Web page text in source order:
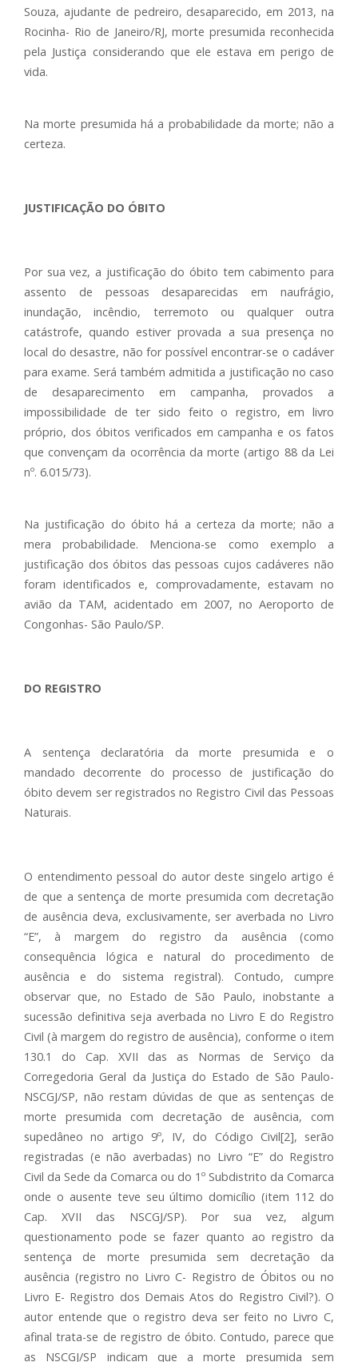
Souza, ajudante de pedreiro, desaparecido, em 2013, na
Rocinha- Rio de Janeiro/RJ, morte presumida reconhecida
pela Justiça considerando que ele estava em perigo de
vida.
Na morte presumida há a probabilidade da morte; não a
certeza.
JUSTIFICAÇÃO DO ÓBITO
Por sua vez, a justificação do óbito tem cabimento para
assento de pessoas desaparecidas em naufrágio,
inundação, incêndio, terremoto ou qualquer outra
catástrofe, quando estiver provada a sua presença no
local do desastre, não for possível encontrar-se o cadáver
para exame. Será também admitida a justificação no caso
de desaparecimento em campanha, provados a
impossibilidade de ter sido feito o registro, em livro
próprio, dos óbitos verificados em campanha e os fatos
que convençam da ocorrência da morte (artigo 88 da Lei
nº. 6.015/73).
Na justificação do óbito há a certeza da morte; não a
mera probabilidade. Menciona-se como exemplo a
justificação dos óbitos das pessoas cujos cadáveres não
foram identificados e, comprovadamente, estavam no
avião da TAM, acidentado em 2007, no Aeroporto de
Congonhas- São Paulo/SP.
DO REGISTRO
A sentença declaratória da morte presumida e o
mandado decorrente do processo de justificação do
óbito devem ser registrados no Registro Civil das Pessoas
Naturais.
O entendimento pessoal do autor deste singelo artigo é
de que a sentença de morte presumida com decretação
de ausência deva, exclusivamente, ser averbada no Livro
“E”, à margem do registro da ausência (como
consequência lógica e natural do procedimento de
ausência e do sistema registral). Contudo, cumpre
observar que, no Estado de São Paulo, inobstante a
sucessão definitiva seja averbada no Livro E do Registro
Civil (à margem do registro de ausência), conforme o item
130.1 do Cap. XVII das as Normas de Serviço da
Corregedoria Geral da Justiça do Estado de São Paulo-
NSCGJ/SP, não restam dúvidas de que as sentenças de
morte presumida com decretação de ausência, com
supedâneo no artigo 9º, IV, do Código Civil[2], serão
registradas (e não averbadas) no Livro “E” do Registro
Civil da Sede da Comarca ou do 1º Subdistrito da Comarca
onde o ausente teve seu último domicílio (item 112 do
Cap. XVII das NSCGJ/SP). Por sua vez, algum
questionamento pode se fazer quanto ao registro da
sentença de morte presumida sem decretação da
ausência (registro no Livro C- Registro de Óbitos ou no
Livro E- Registro dos Demais Atos do Registro Civil?). O
autor entende que o registro deva ser feito no Livro C,
afinal trata-se de registro de óbito. Contudo, parece que
as NSCGJ/SP indicam que a morte presumida sem